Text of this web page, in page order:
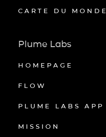
CARTE DU MONDE
Plume Labs
HOMEPAGE
FLOW
PLUME LABS APP
MISSION